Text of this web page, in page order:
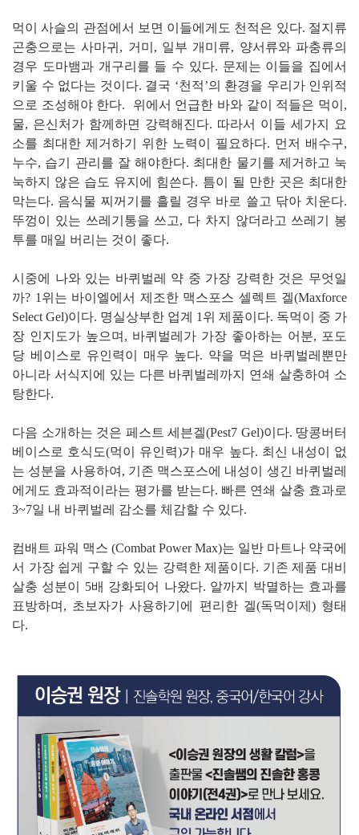
먹이 사슬의 관점에서 보면 이들에게도 천적은 있다. 절지류
곤충으로는 사마귀, 거미, 일부 개미류, 양서류와 파충류의
경우 도마뱀과 개구리를 들 수 있다. 문제는 이들을 집에서
키울 수 없다는 것이다. 결국 ‘천적’의 환경을 우리가 인위적
으로 조성해야 한다. 위에서 언급한 바와 같이 적들은 먹이,
물, 은신처가 함께하면 강력해진다. 따라서 이들 세가지 요
소를 최대한 제거하기 위한 노력이 필요하다. 먼저 배수구,
누수, 습기 관리를 잘 해야한다. 최대한 물기를 제거하고 눅
눅하지 않은 습도 유지에 힘쓴다. 틈이 될 만한 곳은 최대한
막는다. 음식물 찌꺼기를 흘릴 경우 바로 쓸고 닦아 치운다.
뚜껑이 있는 쓰레기통을 쓰고, 다 차지 않더라고 쓰레기 봉
투를 매일 버리는 것이 좋다.
시중에 나와 있는 바퀴벌레 약 중 가장 강력한 것은 무엇일
까? 1위는 바이엘에서 제조한 맥스포스 셀렉트 겔(Maxforce
Select Gel)이다. 명실상부한 업계 1위 제품이다. 독먹이 중 가
장 인지도가 높으며, 바퀴벌레가 가장 좋아하는 어분, 포도
당 베이스로 유인력이 매우 높다. 약을 먹은 바퀴벌레뿐만
아니라 서식지에 있는 다른 바퀴벌레까지 연쇄 살충하여 소
탕한다.
다음 소개하는 것은 페스트 세븐겔(Pest7 Gel)이다. 땅콩버터
베이스로 호식도(먹이 유인력)가 매우 높다. 최신 내성이 없
는 성분을 사용하여, 기존 맥스포스에 내성이 생긴 바퀴벌레
에게도 효과적이라는 평가를 받는다. 빠른 연쇄 살충 효과로
3~7일 내 바퀴벌레 감소를 체감할 수 있다.
컴배트 파워 맥스 (Combat Power Max)는 일반 마트나 약국에
서 가장 쉽게 구할 수 있는 강력한 제품이다. 기존 제품 대비
살충 성분이 5배 강화되어 나왔다. 알까지 박멸하는 효과를
표방하며, 초보자가 사용하기에 편리한 겔(독먹이제) 형태
다.